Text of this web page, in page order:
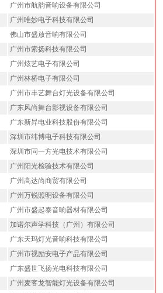
广州市航韵音响设备有限公司
广州唯妙电子科技有限公司
佛山市盛放音响有限公司
广州市索扬科技有限公司
广州炫艺电子有限公司
广州林桥电子有限公司
广州市丰艺舞台灯光设备有限公司
广东风尚舞台影视设备有限公司
广东新昇电业科技股份有限公司
深圳市纬博电子科技有限公司
深圳市同一方光电技术有限公司
广州阳光检验技术有限公司
广州高达尚商贸有限公司
广州万锐照明设备有限公司
广州市盛起泰音响器材有限公司
加诺尔声学科技（广州）有限公司
广东天玛灯光音响科技有限公司
广州市视励安电子产品有限公司
广东盛世飞扬光电科技有限公司
广州麦客龙智能灯光设备有限公司